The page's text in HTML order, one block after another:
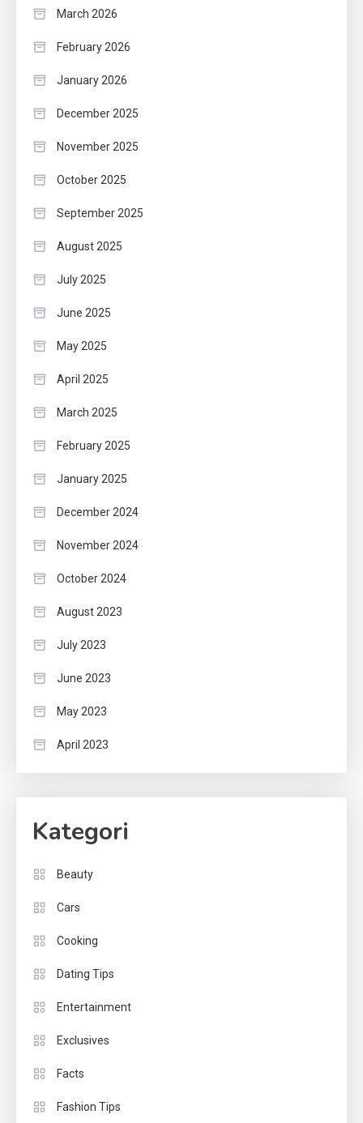
March 2026
February 2026
January 2026
December 2025
November 2025
October 2025
September 2025
August 2025
July 2025
June 2025
May 2025
April 2025
March 2025
February 2025
January 2025
December 2024
November 2024
October 2024
August 2023
July 2023
June 2023
May 2023
April 2023
Kategori
Beauty
Cars
Cooking
Dating Tips
Entertainment
Exclusives
Facts
Fashion Tips